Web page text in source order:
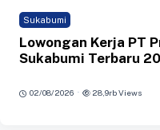
Sukabumi
Lowongan Kerja PT
Sukabumi Terbaru
02/08/2026 · 28,9rb Views